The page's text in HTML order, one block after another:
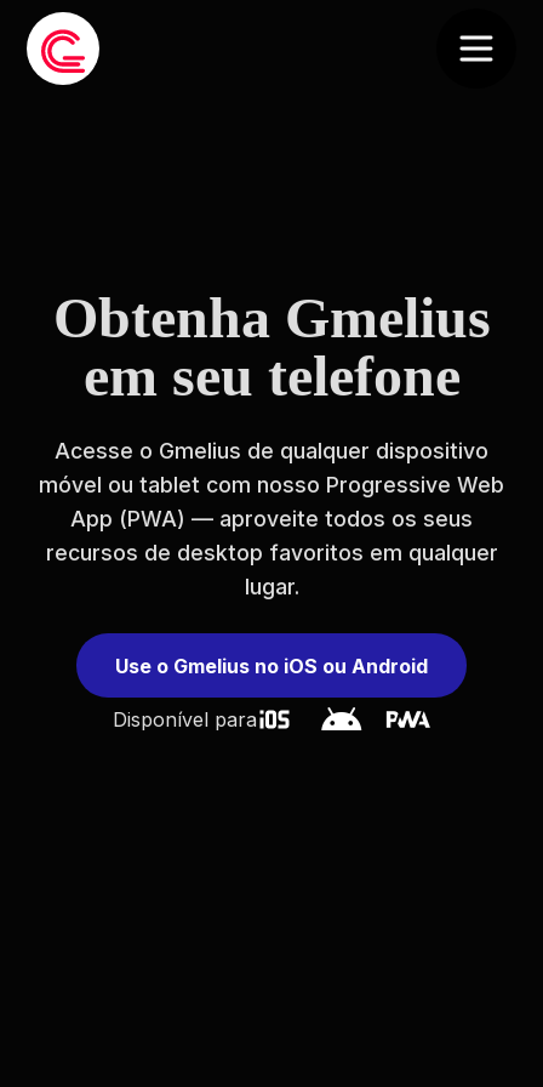
Obtenha Gmelius
em seu telefone
Acesse o Gmelius de qualquer dispositivo
móvel ou tablet com nosso Progressive Web
App (PWA) — aproveite todos os seus
recursos de desktop favoritos em qualquer
lugar.
Use o Gmelius no iOS ou Android
Disponível para